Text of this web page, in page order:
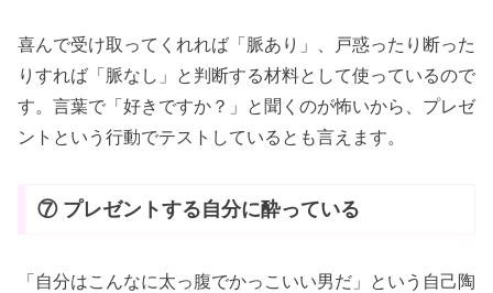
喜んで受け取ってくれれば「脈あり」、戸惑ったり断った
りすれば「脈なし」と判断する材料として使っているので
す。言葉で「好きですか？」と聞くのが怖いから、プレゼ
ントという行動でテストしているとも言えます。
⑦ プレゼントする自分に酔っている
「自分はこんなに太っ腹でかっこいい男だ」という自己陶